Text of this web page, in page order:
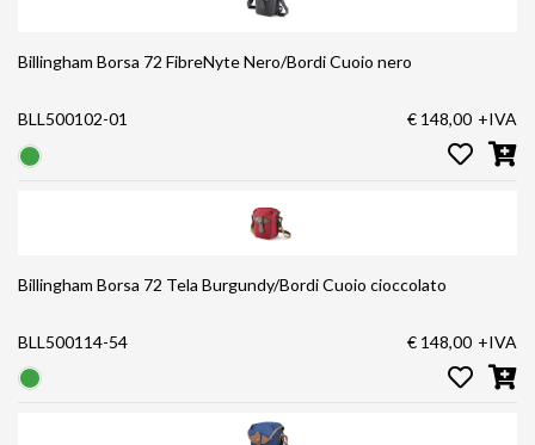
Billingham Borsa 72 FibreNyte Nero/Bordi Cuoio nero
BLL500102-01 € 148,00 +IVA
Billingham Borsa 72 Tela Burgundy/Bordi Cuoio cioccolato
BLL500114-54 € 148,00 +IVA